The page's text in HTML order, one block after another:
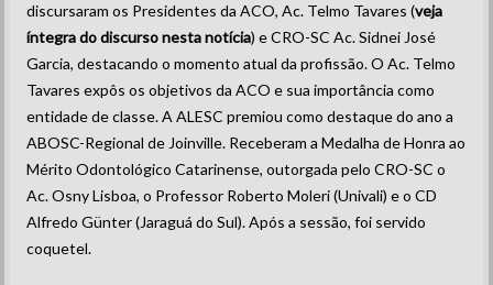
discursaram os Presidentes da ACO, Ac. Telmo Tavares (veja
íntegra do discurso nesta notícia) e CRO-SC Ac. Sidnei José
Garcia, destacando o momento atual da profissão. O Ac. Telmo
Tavares expôs os objetivos da ACO e sua importância como
entidade de classe. A ALESC premiou como destaque do ano a
ABOSC-Regional de Joinville. Receberam a Medalha de Honra ao
Mérito Odontológico Catarinense, outorgada pelo CRO-SC o
Ac. Osny Lisboa, o Professor Roberto Moleri (Univali) e o CD
Alfredo Günter (Jaraguá do Sul). Após a sessão, foi servido
coquetel.